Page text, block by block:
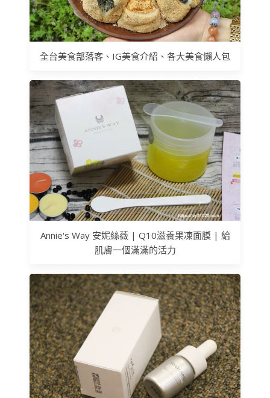
全台美食部落客、IG美食介紹、各大美食懶人包
Annie's Way 安妮絲薇 | Q10滋養果凍面膜 | 給
肌膚一個滿滿的活力